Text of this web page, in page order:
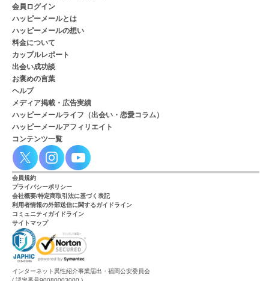
会員ログイン
ハッピーメールとは
ハッピーメールの想い
料金について
カップルレポート
出会い成功談
お褒めの言葉
ヘルプ
メディア掲載・広告実績
ハッピーメールライフ（出会い・恋愛コラム）
ハッピーメールアフィリエイト
コンテンツ一覧
会員規約
プライバシーポリシー
会社概要/特定商取引法に基づく表記
利用者情報の外部送信に関するガイドライン
コミュニティガイドライン
サイトマップ
インターネット異性紹介事業届出・福岡公安委員会